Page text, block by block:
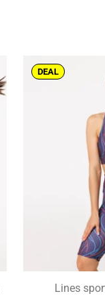
DEAL
Lines